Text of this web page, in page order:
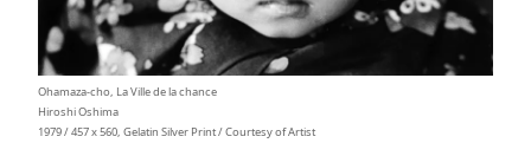
Ohamaza-cho, La Ville de la chance
Hiroshi Oshima
1979 / 457 x 560, Gelatin Silver Print / Courtesy of Artist